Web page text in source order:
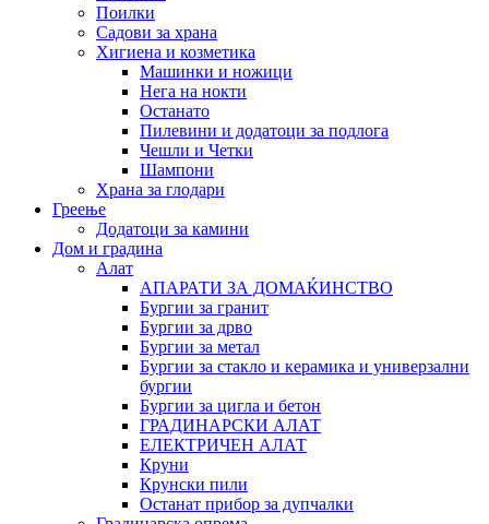
Поилки
Садови за храна
Хигиена и козметика
Машинки и ножици
Нега на нокти
Останато
Пилевини и додатоци за подлога
Чешли и Четки
Шампони
Храна за глодари
Греење
Додатоци за камини
Дом и градина
Алат
АПАРАТИ ЗА ДОМАЌИНСТВО
Бургии за гранит
Бургии за дрво
Бургии за метал
Бургии за стакло и керамика и универзални
бургии
Бургии за цигла и бетон
ГРАДИНАРСКИ АЛАТ
ЕЛЕКТРИЧЕН АЛАТ
Круни
Крунски пили
Останат прибор за дупчалки